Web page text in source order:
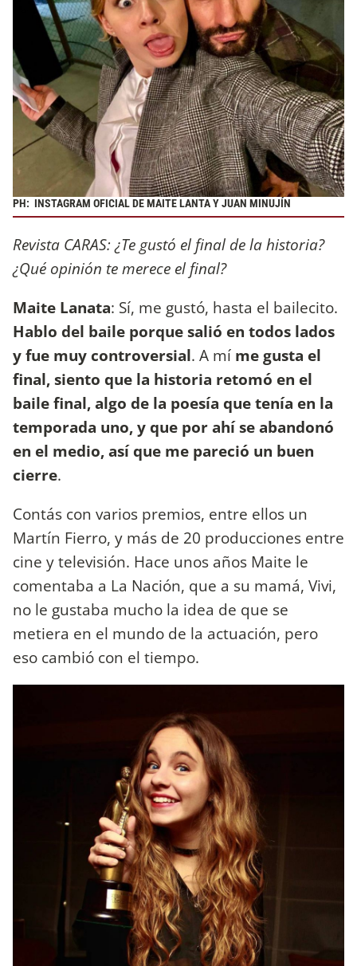
PH: INSTAGRAM OFICIAL DE MAITE LANTA Y JUAN MINUJÍN
Revista CARAS: ¿Te gustó el final de la historia?
¿Qué opinión te merece el final?
Maite Lanata: Sí, me gustó, hasta el bailecito.
Hablo del baile porque salió en todos lados
y fue muy controversial. A mí me gusta el
final, siento que la historia retomó en el
baile final, algo de la poesía que tenía en la
temporada uno, y que por ahí se abandonó
en el medio, así que me pareció un buen
cierre.
Contás con varios premios, entre ellos un
Martín Fierro, y más de 20 producciones entre
cine y televisión. Hace unos años Maite le
comentaba a La Nación, que a su mamá, Vivi,
no le gustaba mucho la idea de que se
metiera en el mundo de la actuación, pero
eso cambió con el tiempo.